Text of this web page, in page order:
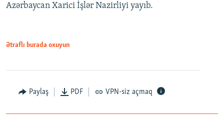
Azərbaycan Xarici İşlər Nazirliyi yayıb.
Ətraflı burada oxuyun
Paylaş PDF VPN-siz açmaq